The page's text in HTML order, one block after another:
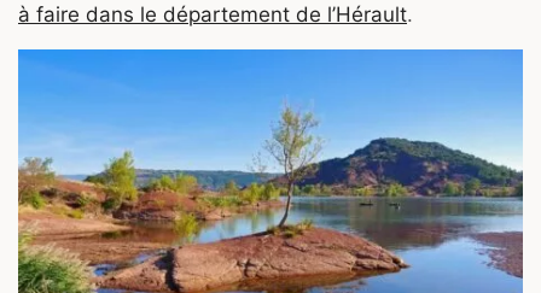
à faire dans le département de l’Hérault.